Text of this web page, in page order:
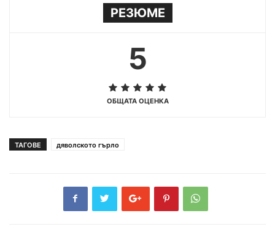
РЕЗЮМЕ
5
ОБЩАТА ОЦЕНКА
ТАГОВЕ дяволското гърло